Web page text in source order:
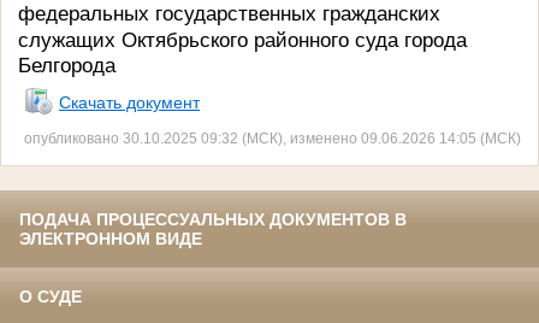
федеральных государственных гражданских
служащих Октябрьского районного суда города
Белгорода
Скачать документ
опубликовано 30.10.2025 09:32 (МСК), изменено 09.06.2026 14:05 (МСК)
ПОДАЧА ПРОЦЕССУАЛЬНЫХ ДОКУМЕНТОВ В
ЭЛЕКТРОННОМ ВИДЕ
О СУДЕ